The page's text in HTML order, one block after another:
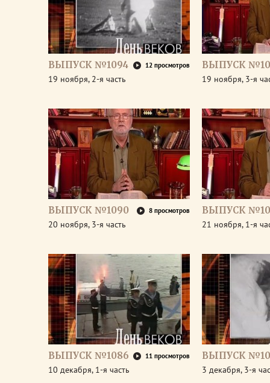
ВЫПУСК №1094 12 просмотров
19 ноября, 2-я часть
ВЫПУСК
19 ноября, 3-я
ВЫПУСК №1090 8 просмотров
20 ноября, 3-я часть
ВЫПУСК
21 ноября, 1-я
ВЫПУСК №1086 11 просмотров
10 декабря, 1-я часть
ВЫПУСК
3 декабря, 3-я